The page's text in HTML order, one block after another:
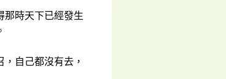
那時天下已經發生
自己都沒有去，